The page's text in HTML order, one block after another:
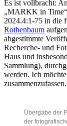
Es ist vollbracht:
„MARKK in Time“
2024.4:1-75 in die
Rothenbaum
abgestimmte
Recherche- und
Haus und
Sammlung),
werden. Ich
zusammenzufassen.
Übergabe der
der
i
m
S
ü
d
s
e
-
S
a
G
e
s
c
h
i
h
t
e
“